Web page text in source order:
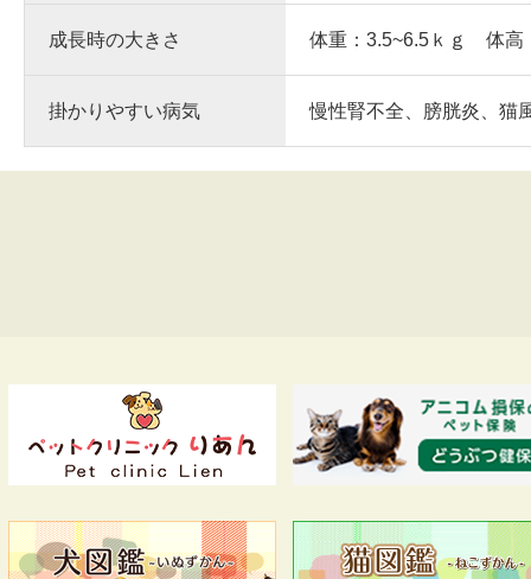
成長時の大きさ 体重：3.5~6.5ｋｇ 体高
掛かりやすい病気 慢性腎不全、膀胱炎、猫